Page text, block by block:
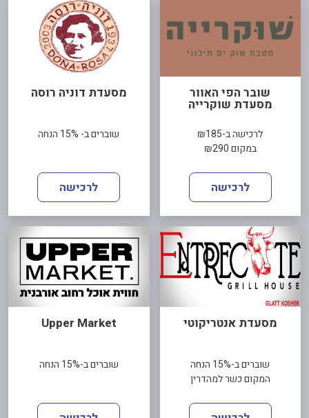
שובר הפי האוור
מסעדת שוקרייה
לרכישה ב-₪185
במקום ₪290
לרכישה
מסעדת דוניה רוסה
שוברים ב- 15% הנחה
לרכישה
מסעדת אנטריקוטי
שוברים ב-15% הנחה
המקום כשר למהדרין
Upper Market
שוברים ב-15% הנחה